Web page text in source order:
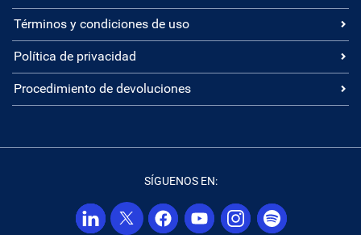
Términos y condiciones de uso
Política de privacidad
Procedimiento de devoluciones
SÍGUENOS EN: